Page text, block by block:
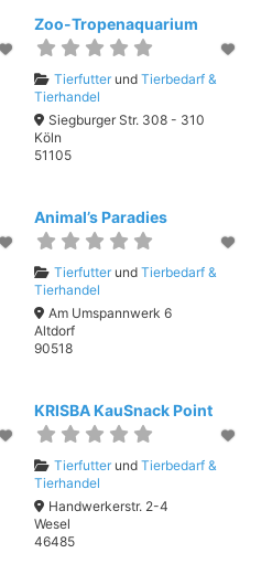
Zoo-Tropenaquarium
Tierfutter undTierbedarf &
Tierhandel
Siegburger Str. 308 - 310
Köln
51105
Animal’s Paradies
Tierfutter undTierbedarf &
Tierhandel
Am Umspannwerk 6
Altdorf
90518
KRISBA KauSnack Point
Tierfutter undTierbedarf &
Tierhandel
Handwerkerstr. 2-4
Wesel
46485